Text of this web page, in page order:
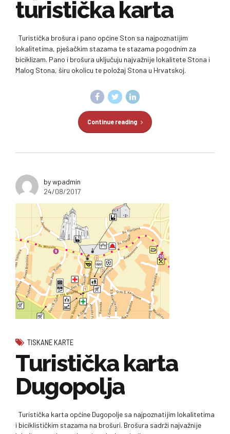
turistička karta
Turistička brošura i pano općine Ston sa najpoznatijim
lokalitetima, pješačkim stazama te stazama pogodnim za
biciklizam. Pano i brošura uključuju najvažnije lokalitete Stona i
Malog Stona, širu okolicu te položaj Stona u Hrvatskoj.
Continue reading
by wpadmin
24/08/2017
TISKANE KARTE
Turistička karta
Dugopolja
Turistička karta općine Dugopolje sa najpoznatijim lokalitetima
i biciklističkim stazama na brošuri. Brošura sadrži najvažnije